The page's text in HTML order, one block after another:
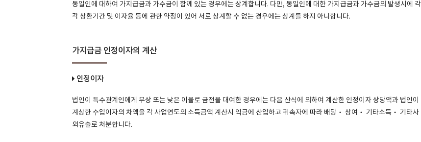
동일인에 대하여 가지급금과 가수금이 함께 있는 경우에는 상계합니다. 다만, 동일인에 대한 가지급금과 가수금의 발생시에 각
각 상환기간 및 이자율 등에 관한 약정이 있어 서로 상계할 수 없는 경우에는 상계를 하지 아니합니다.
가지급금 인정이자의 계산
인정이자
법인이 특수관계인에게 무상 또는 낮은 이율로 금전을 대여한 경우에는 다음 산식에 의하여 계산한 인정이자 상당액과 법인이
계상한 수입이자의 차액을 각 사업연도의 소득금액 계산시 익금에 산입하고 귀속자에 따라 배당‧ 상여‧ 기타소득‧ 기타사
외유출로 처분합니다.